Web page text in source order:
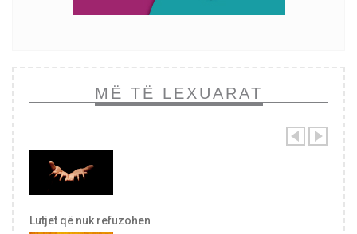
MË TË LEXUARAT
Lutjet që nuk refuzohen